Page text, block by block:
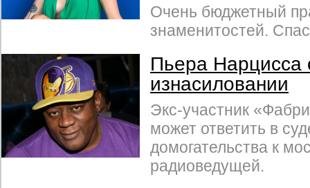
Очень бюджетный
знаменитостей.
Пьера Нарцисса
изнасиловании
Экс-участник
может ответить в
домогательства к
радиоведущей.